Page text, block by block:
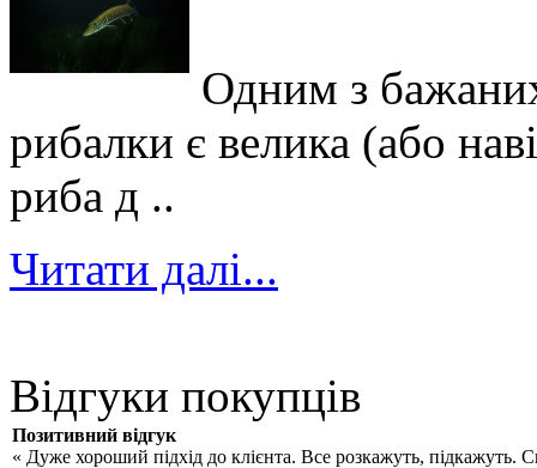
Одним з
рибалки є велика (або
риба д ..
Читати далі...
Відгуки покупців
Позитивний відгук
« Дуже хороший підхід до клієнта. Все розкажуть, підкажуть.